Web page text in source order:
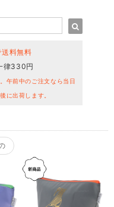
料無料
律330円
午前中のご注文なら当日
に出荷します。